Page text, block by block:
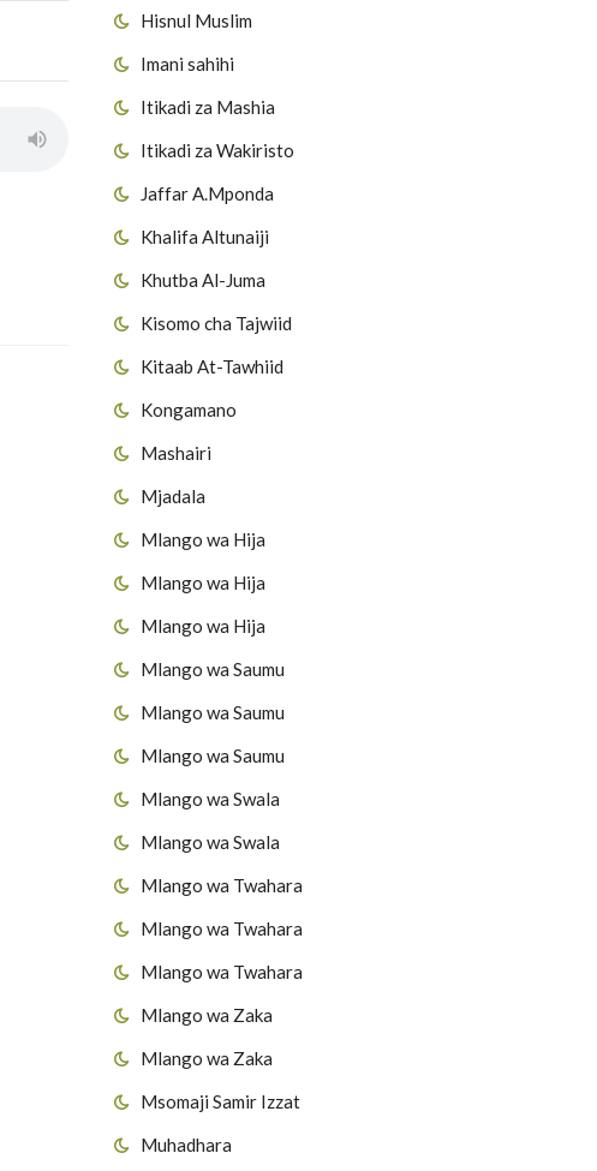
Hisnul Muslim
Imani sahihi
Itikadi za Mashia
Itikadi za Wakiristo
Jaffar A.Mponda
Khalifa Altunaiji
Khutba Al-Juma
Kisomo cha Tajwiid
Kitaab At-Tawhiid
Kongamano
Mashairi
Mjadala
Mlango wa Hija
Mlango wa Hija
Mlango wa Hija
Mlango wa Saumu
Mlango wa Saumu
Mlango wa Saumu
Mlango wa Swala
Mlango wa Swala
Mlango wa Twahara
Mlango wa Twahara
Mlango wa Twahara
Mlango wa Zaka
Mlango wa Zaka
Msomaji Samir Izzat
Muhadhara